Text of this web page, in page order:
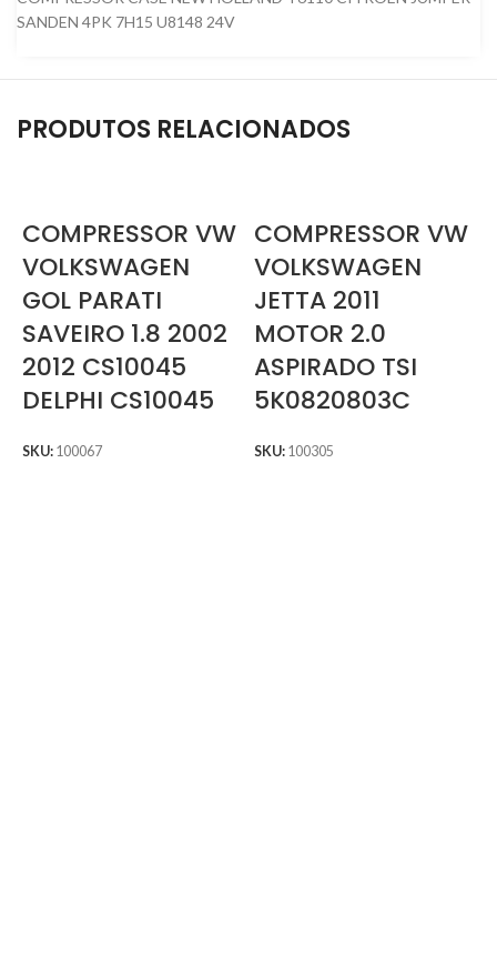
SANDEN 4PK 7H15 U8148 24V
PRODUTOS RELACIONADOS
COMPRESSOR VW
VOLKSWAGEN
GOL PARATI
SAVEIRO 1.8 2002
2012 CS10045
DELPHI CS10045
SKU: 100067
COMPRESSOR VW
VOLKSWAGEN
JETTA 2011
MOTOR 2.0
ASPIRADO TSI
5K0820803C
SKU: 100305